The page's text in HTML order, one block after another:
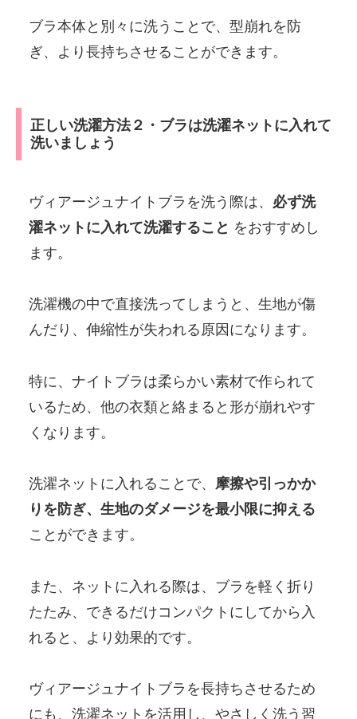
ブラ本体と別々に洗うことで、型崩れを防
ぎ、より長持ちさせることができます。
正しい洗濯方法２・ブラは洗濯ネットに入れて
洗いましょう
ヴィアージュナイトブラを洗う際は、 必ず洗
濯ネットに入れて洗濯すること をおすすめし
ます。
洗濯機の中で直接洗ってしまうと、生地が傷
んだり、伸縮性が失われる原因になります。
特に、ナイトブラは柔らかい素材で作られて
いるため、他の衣類と絡まると形が崩れやす
くなります。
洗濯ネットに入れることで、 摩擦や引っかか
りを防ぎ、生地のダメージを最小限に抑える
ことができます。
また、ネットに入れる際は、ブラを軽く折り
たたみ、できるだけコンパクトにしてから入
れると、より効果的です。
ヴィアージュナイトブラを長持ちさせるため
にも、洗濯ネットを活用し、やさしく洗う習